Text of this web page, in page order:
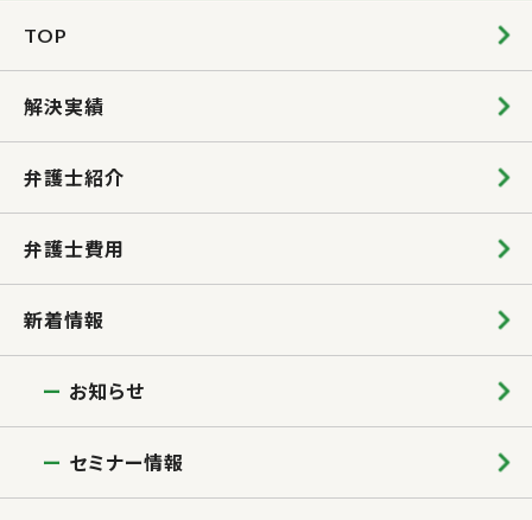
TOP
解決実績
弁護士紹介
弁護士費用
新着情報
お知らせ
セミナー情報